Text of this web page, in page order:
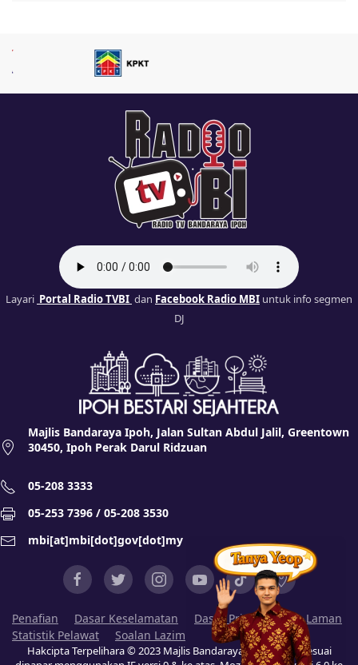
Layari Portal Radio TVBI dan Facebook Radio MBI untuk info segmen
DJ
Majlis Bandaraya Ipoh, Jalan Sultan Abdul Jalil, Greentown
30450, Ipoh Perak Darul Ridzuan
05-208 3333
05-253 7396 / 05-208 3530
mbi[at]mbi[dot]gov[dot]my
Penafian Dasar Keselamatan Dasar Privasi
Peta Laman
Statistik Pelawat
Soalan Lazim
Hakcipta Terpelihara © 2023 Majlis Bandaraya Ipoh (MBI). Sesuai